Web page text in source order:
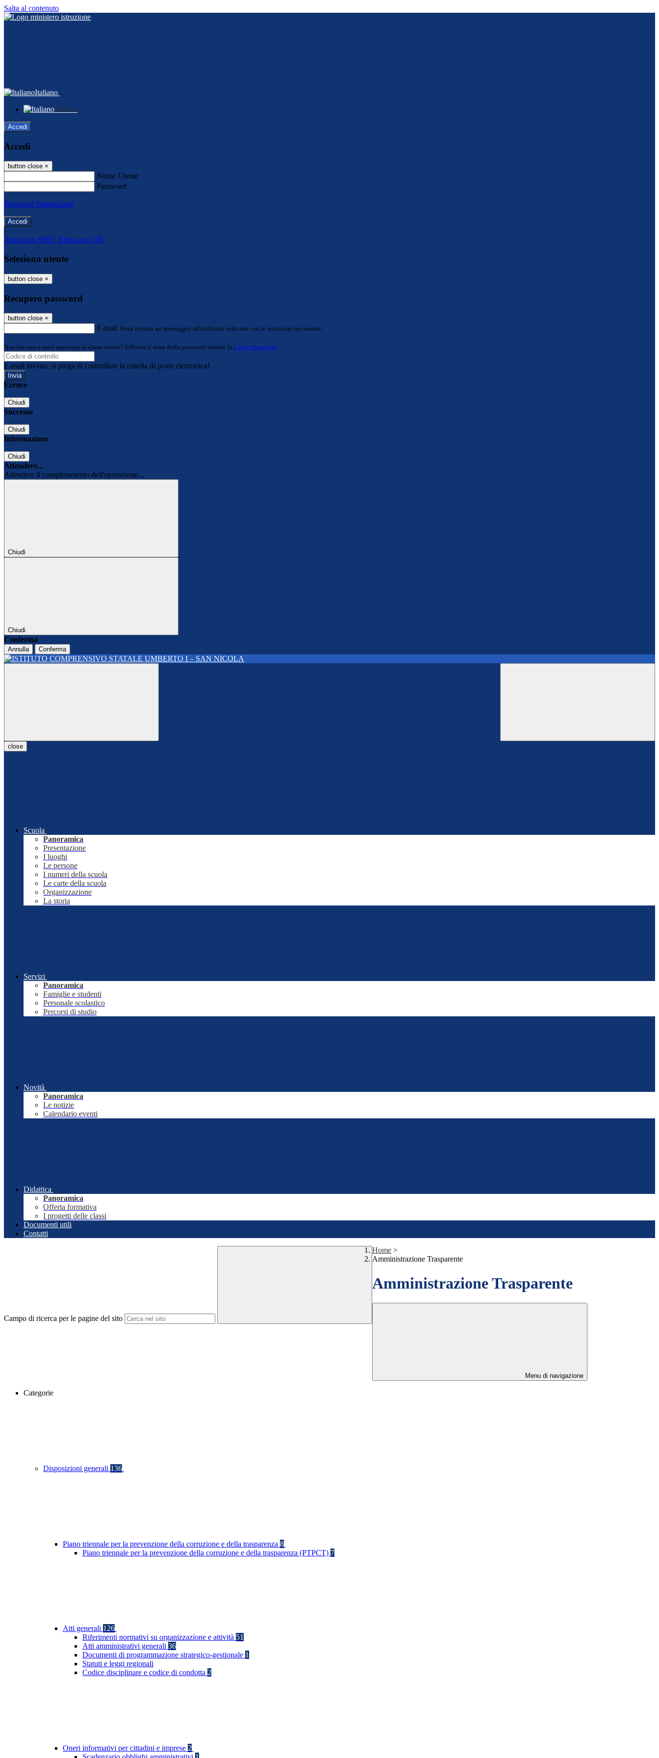
Salta al contenuto
Italiano
Italiano
Accedi
Accedi
button close ×
Nome Utente
Password
Password dimenticata?
-
Entra con SPID Entra con CIE
Seleziona utente
button close ×
Recupero password
button close ×
E-mail Verrà inviato un messaggio all'indirizzo indicato con le istruzioni necessarie.
Non hai una e-mail associata al nome utente? Effettua il reset della password tramite la Login Spaggiari
E-mail inviata, si prega di controllare la casella di posta elettronica!
Errore
Chiudi
Successo
Chiudi
Informazione
Chiudi
Attendere...
Attendere il completamento dell'operazione...
Chiudi
Chiudi
Conferma
Annulla Conferma
close
Scuola
Panoramica
Presentazione
I luoghi
Le persone
I numeri della scuola
Le carte della scuola
Organizzazione
La storia
Servizi
Panoramica
Famiglie e studenti
Personale scolastico
Percorsi di studio
Novità
Panoramica
Le notizie
Calendario eventi
Didattica
Panoramica
Offerta formativa
I progetti delle classi
Documenti utili
Contatti
Campo di ricerca per le pagine del sito
Home >
Amministrazione Trasparente
Amministrazione Trasparente
Menu di navigazione
Categorie
Disposizioni generali 136
Piano triennale per la prevenzione della corruzione e della trasparenza 8
Piano triennale per la prevenzione della corruzione e della trasparenza (PTPCT) 7
Atti generali 126
Riferimenti normativi su organizzazione e attività 51
Atti amministrativi generali 36
Documenti di programmazione strategico-gestionale 1
Statuti e leggi regionali
Codice disciplinare e codice di condotta 2
Oneri informativi per cittadini e imprese 2